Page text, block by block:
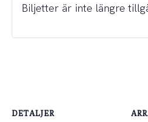
DETALJER
Biljetter är inte längre